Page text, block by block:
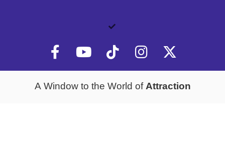
A Window to the World ofAttraction